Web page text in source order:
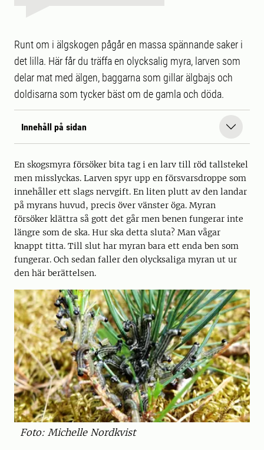
Runt om i älgskogen pågår en massa spännande saker i
det lilla. Här får du träffa en olycksalig myra, larven som
delar mat med älgen, baggarna som gillar älgbajs och
doldisarna som tycker bäst om de gamla och döda.
Innehåll på sidan
En skogsmyra försöker bita tag i en larv till röd tallstekel
men misslyckas. Larven spyr upp en försvarsdroppe som
innehåller ett slags nervgift. En liten plutt av den landar
på myrans huvud, precis över vänster öga. Myran
försöker klättra så gott det går men benen fungerar inte
längre som de ska. Hur ska detta sluta? Man vågar
knappt titta. Till slut har myran bara ett enda ben som
fungerar. Och sedan faller den olycksaliga myran ut ur
den här berättelsen.
Foto: Michelle Nordkvist